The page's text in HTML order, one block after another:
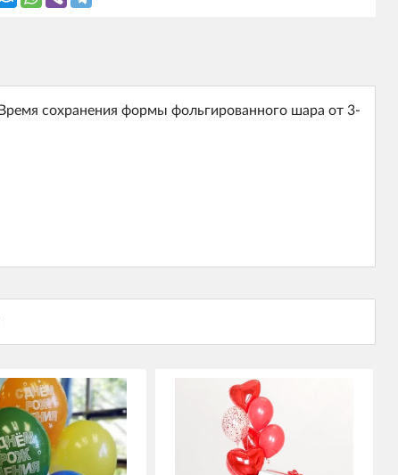
сохранения формы фольгированного шара от 3-